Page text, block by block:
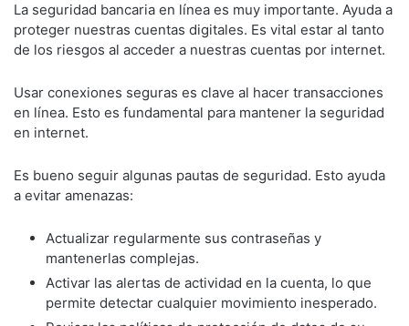
La seguridad bancaria en línea es muy importante. Ayuda a
proteger nuestras cuentas digitales. Es vital estar al tanto
de los riesgos al acceder a nuestras cuentas por internet.
Usar conexiones seguras es clave al hacer transacciones
en línea. Esto es fundamental para mantener la seguridad
en internet.
Es bueno seguir algunas pautas de seguridad. Esto ayuda
a evitar amenazas:
Actualizar regularmente sus contraseñas y
mantenerlas complejas.
Activar las alertas de actividad en la cuenta, lo que
permite detectar cualquier movimiento inesperado.